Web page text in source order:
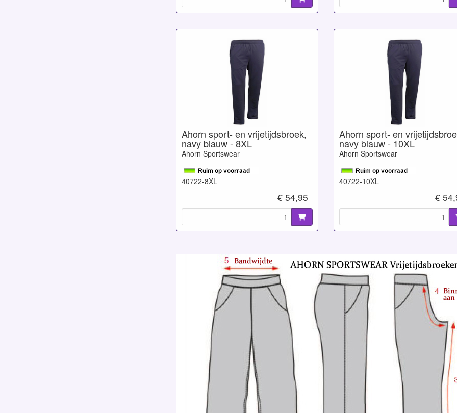
Ahorn sport- en vrijetijdsbroek,
navy blauw - 8XL
Ahorn Sportswear
40722-8XL
€ 54,95
Ahorn sport- en
navy blauw - 10XL
Ahorn Sportswear
40722-10XL
€